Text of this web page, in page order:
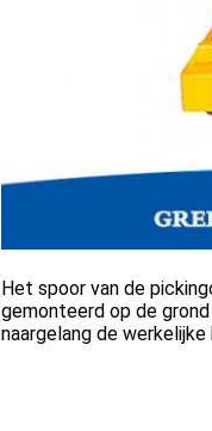
Het spoor van de
gemonteerd op de
naargelang de